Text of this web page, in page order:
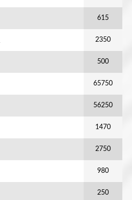
615
2350
500
65750
56250
1470
2750
980
250